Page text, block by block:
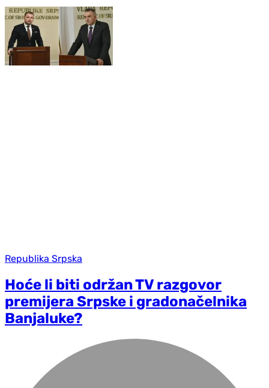
Republika Srpska
Hoće li biti održan TV razgovor
premijera Srpske i gradonačelnika
Banjaluke?